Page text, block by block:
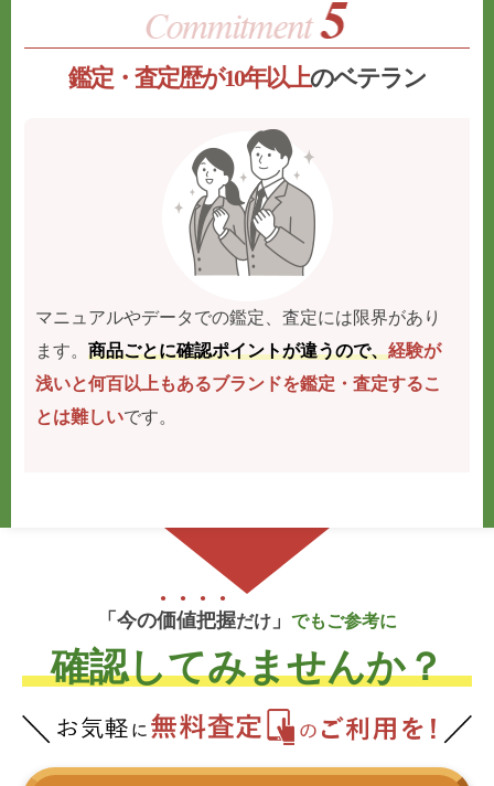
鑑定・査定歴が10年以上のベテラン
マニュアルやデータでの鑑定、査定には限界があり
ます。商品ごとに確認ポイントが違うので、経験が
浅いと何百以上もあるブランドを鑑定・査定するこ
とは難しいです。
「今の価値把握だけ 」 でもご参考に
確認してみませんか？